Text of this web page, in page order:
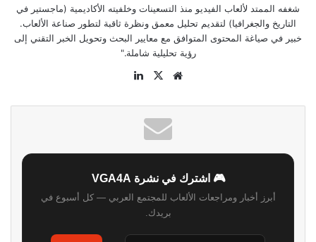
شغفه الممتد لألعاب الفيديو منذ التسعينات وخلفيته الأكاديمية (ماجستير في
التاريخ والجغرافيا) لتقديم تحليل معمق ونظرة ثاقبة لتطور صناعة الألعاب.
خبير في صياغة المحتوى المتوافق مع معايير البحث وتحويل الخبر التقني إلى
رؤية تحليلية شاملة."
موقع
‫X
🎮 اشترك في نشرة VGA4A
أبرز أخبار ومراجعات الألعاب للمجتمع العربي — كل أسبوع في
بريدك.